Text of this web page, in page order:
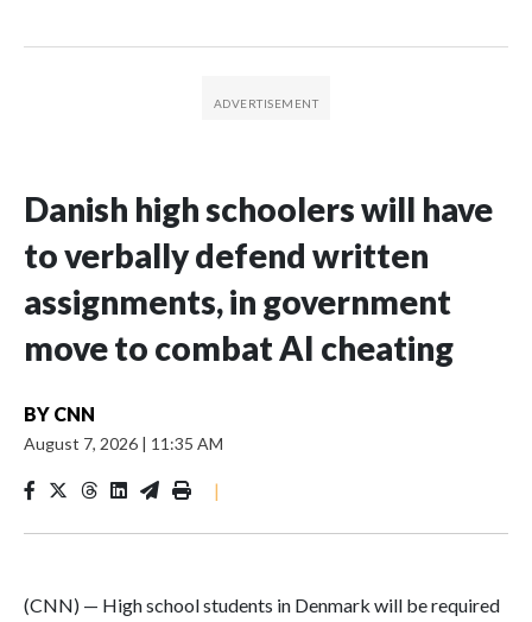
Danish high schoolers will have
to verbally defend written
assignments, in government
move to combat AI cheating
BY CNN
August 7, 2026 | 11:35 AM
|
(CNN) — High school students in Denmark will be required